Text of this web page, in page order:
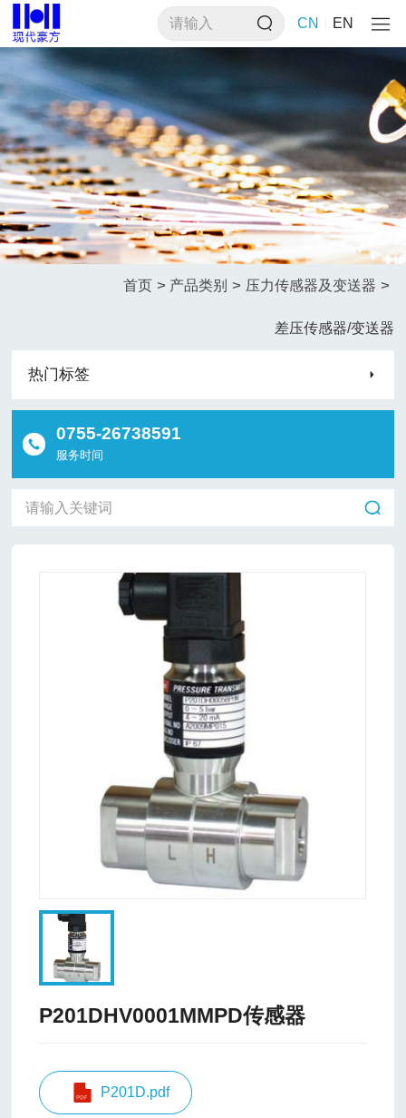
CN EN
首页 > 产品类别 > 压力传感器及变送器 >
差压传感器/变送器
热门标签
0755-26738591
服务时间
P201DHV0001MMPD传感器
P201D.pdf